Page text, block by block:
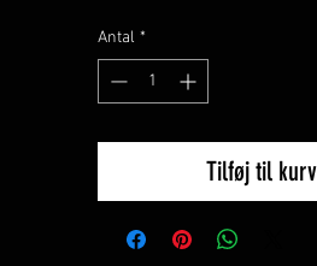
Antal *
Tilføj til kurv